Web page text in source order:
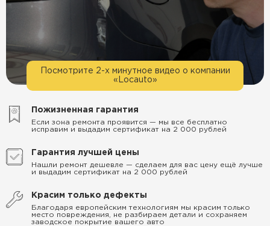
Посмотрите 2-х минутное видео о компании
«Locauto»
Пожизненная гарантия
Если зона ремонта проявится — мы все бесплатно
исправим и выдадим сертификат на 2 000 рублей
Гарантия лучшей цены
Нашли ремонт дешевле — сделаем для вас цену ещё лучше
и выдадим сертификат на 2 000 рублей
Красим только дефекты
Благодаря европейским технологиям мы красим только
место повреждения, не разбираем детали и сохраняем
заводское покрытие вашего авто